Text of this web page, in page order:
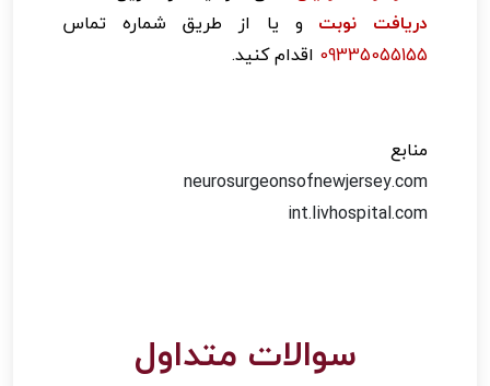
دریافت نوبت و یا از طریق شماره تماس
09335055155 اقدام کنید.
منابع
neurosurgeonsofnewjersey.com
int.livhospital.com
سوالات متداول